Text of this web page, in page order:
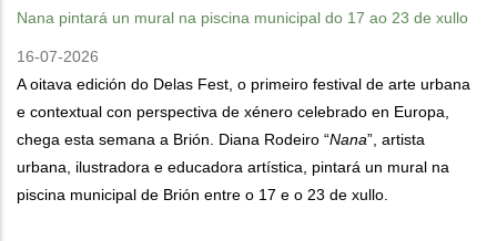
Nana pintará un mural na piscina municipal do 17 ao 23 de xullo
16-07-2026
A oitava edición do Delas Fest, o primeiro festival de arte urbana
e contextual con perspectiva de xénero celebrado en Europa,
chega esta semana a Brión. Diana Rodeiro “Nana”, artista
urbana, ilustradora e educadora artística, pintará un mural na
piscina municipal de Brión entre o 17 e o 23 de xullo.